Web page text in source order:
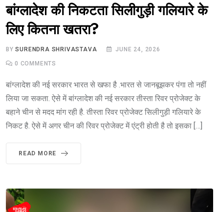
बांग्लादेश की निकटता सिलीगुड़ी गलियारे के
लिए कितना खतरा?
BYSURENDRA SHRIVASTAVA JUNE 24, 2026
0 COMMENTS
बांग्लादेश की नई सरकार भारत से खफा है .भारत से जानबूझकर पंगा तो नहीं
लिया जा सकता. ऐसे में बांग्लादेश की नई सरकार तीस्ता रिवर प्रोजेक्ट के
बहाने चीन से मदद मांग रही है. तीस्ता रिवर प्रोजेक्ट सिलीगुड़ी गलियारे के
निकट है. ऐसे में अगर चीन की रिवर प्रोजेक्ट में एंट्री होती है तो इसका […]
READ MORE